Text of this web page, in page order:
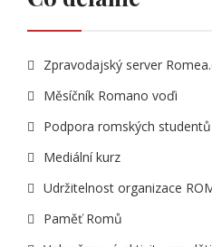
Zpravodajský server
Měsíčník Romano voďi
Podpora romských studentů
Mediální kurz
Udržitelnost organizace
Paměť Romů